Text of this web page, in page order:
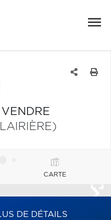
CARTE
DE DÉTAILS